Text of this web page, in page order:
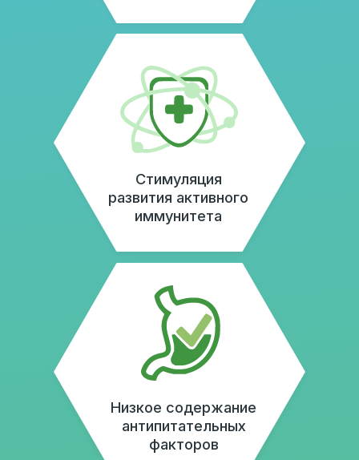
микробиоценоза
кишечника
Лицензии и свидетельства «СойкоЛак»
подтверждают нашу приверженность
высоким стандартам качества.
Просмотрите документы, чтобы убедиться
в надежности продукта.
Сертифицированное
качество